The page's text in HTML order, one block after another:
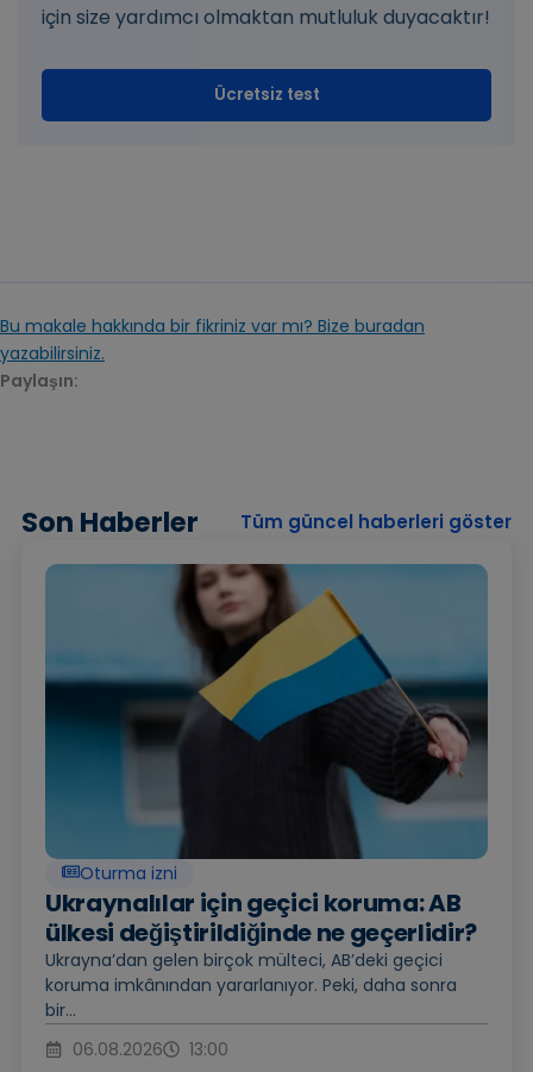
için size yardımcı olmaktan mutluluk duyacaktır!
Ücretsiz test
Bu makale hakkında bir fikriniz var mı? Bize buradan
yazabilirsiniz.
Paylaşın:
Son Haberler Tüm güncel haberleri göster
Oturma izni
Ukraynalılar için geçici koruma: AB
ülkesi değiştirildiğinde ne geçerlidir?
Ukrayna’dan gelen birçok mülteci, AB’deki geçici
koruma imkânından yararlanıyor. Peki, daha sonra
bir...
06.08.2026
13:00